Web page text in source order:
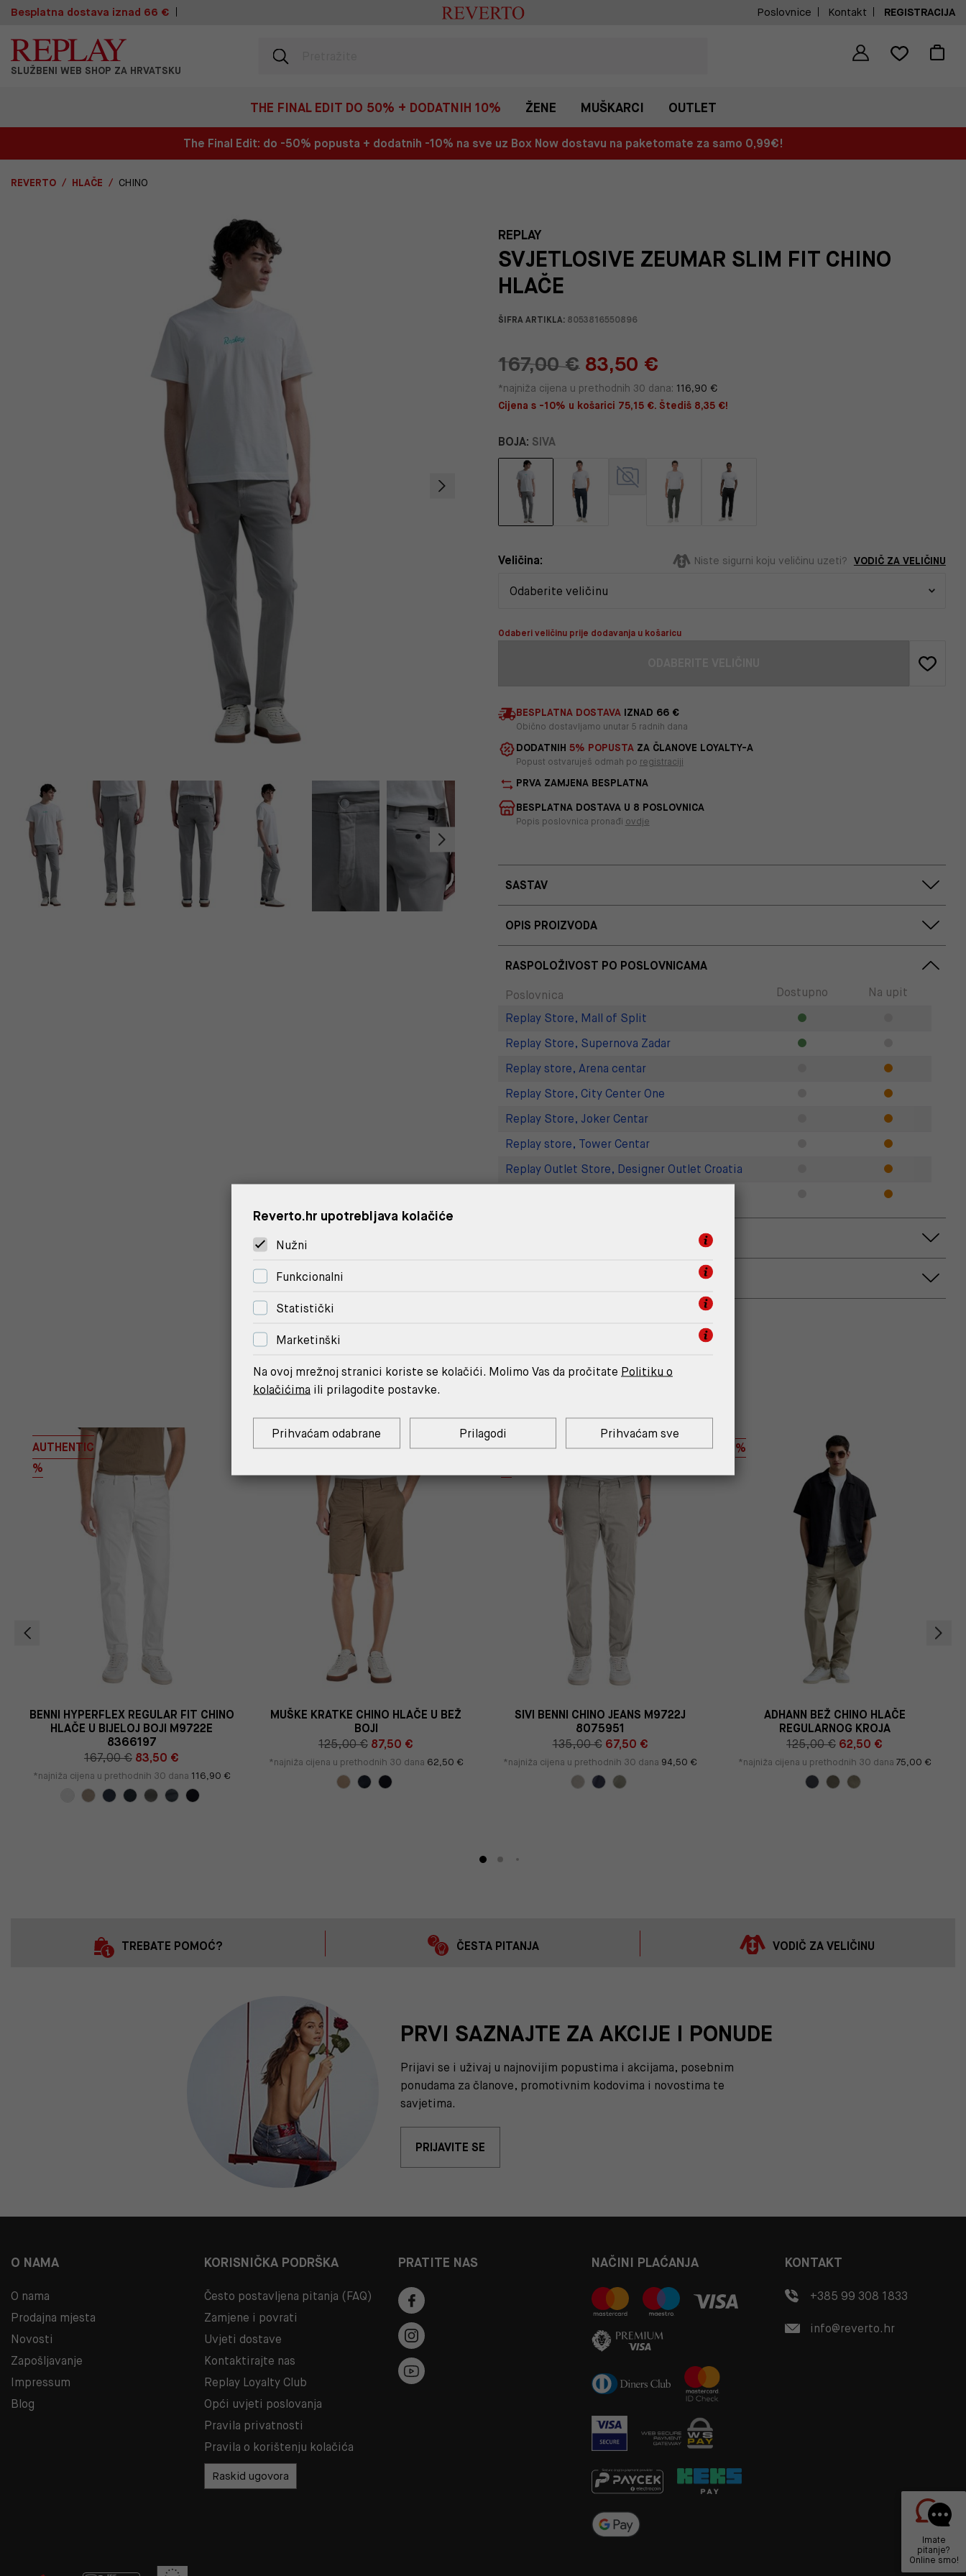
Besplatna dostava iznad 66 € Poslovnice Kontakt REGISTRACIJA
SLUŽBENI WEB SHOP ZA HRVATSKU
THE FINAL EDIT DO 50% + DODATNIH 10% ŽENE MUŠKARCI OUTLET
The Final Edit: do -50% popusta + dodatnih -10% na sve uz Box Now dostavu na paketomate za samo 0,99€!
REVERTO HLAČE CHINO
REPLAY
SVJETLOSIVE ZEUMAR SLIM FIT CHINO
HLAČE
ŠIFRA ARTIKLA:8053816550896
167,00 € 83,50 €
*najniža cijena u prethodnih 30 dana: 116,90 €
Cijena s -10% u košarici 75,15 €. Štediš 8,35 €!
BOJA: SIVA
Veličina: Niste sigurni koju veličinu uzeti? VODIČ ZA VELIČINU
Odaberi veličinu prije dodavanja u košaricu
BESPLATNA DOSTAVAIZNAD 66 €
Obično dostavljamo unutar 5 radnih dana
DODATNIH 5% POPUSTAZA ČLANOVE LOYALTY-A
Popust ostvaruješ odmah po registraciji
PRVA ZAMJENA BESPLATNA
BESPLATNA DOSTAVA U 8 POSLOVNICA
Popis poslovnica pronađi ovdje
SASTAV
OPIS PROIZVODA
RASPOLOŽIVOST PO POSLOVNICAMA
Poslovnica
Dostupno
Na upit
Replay Store, Mall of Split
Replay Store, Supernova Zadar
Replay store, Arena centar
Replay Store, City Center One
Replay Store, Joker Centar
Replay store, Tower Centar
Replay Outlet Store, Designer Outlet Croatia
MOŽDA ĆE TI SE SVIDJETI
AUTHENTIC
%
BENNI HYPERFLEX REGULAR FIT CHINO
HLAČE U BIJELOJ BOJI M9722E
8366197
167,00 € 83,50 €
*najniža cijena u prethodnih 30 dana 116,90 €
%
MUŠKE KRATKE CHINO HLAČE U BEŽ
BOJI
125,00 € 87,50 €
*najniža cijena u prethodnih 30 dana 62,50 €
AUTHENTIC
SIVI BENNI CHINO JEANS M9722J
8075951
135,00 € 67,50 €
*najniža cijena u prethodnih 30 dana 94,50 €
%
ADHANN BEŽ CHINO HLAČE
REGULARNOG KROJA
125,00 € 62,50 €
*najniža cijena u prethodnih 30 dana 75,00 €
TREBATE POMOĆ? ČESTA PITANJA VODIČ ZA VELIČINU
PRVI SAZNAJTE ZA AKCIJE I PONUDE
Prijavi se i uživaj u najnovijim popustima i akcijama, posebnim
ponudama za članove, promotivnim kodovima i novostima te
savjetima.
PRIJAVITE SE
O NAMA
O nama
Prodajna mjesta
Novosti
Zapošljavanje
Impressum
Blog
KORISNIČKA PODRŠKA
Često postavljena pitanja (FAQ)
Zamjene i povrati
Uvjeti dostave
Kontaktirajte nas
Replay Loyalty Club
Opći uvjeti poslovanja
Pravila privatnosti
Pravila o korištenju kolačića
Raskid ugovora
PRATITE NAS NAČINI PLAĆANJA KONTAKT
+385 99 308 1833
info@reverto.hr
Imate
pitanje?
Online smo!
Reverto.hr upotrebljava kolačiće
Nužni
Funkcionalni
Statistički
Marketinški
Na ovoj mrežnoj stranici koriste se kolačići. Molimo Vas da pročitate Politiku o
kolačićima ili prilagodite postavke.
Prihvaćam odabrane Prilagodi Prihvaćam sve